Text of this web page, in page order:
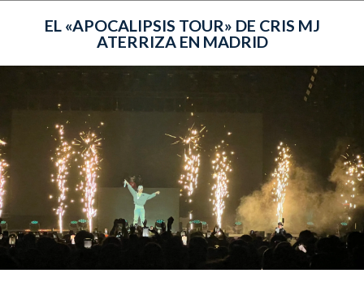
FEBRERO 6, 2026
EL «APOCALIPSIS TOUR» DE CRIS MJ
ATERRIZA EN MADRID